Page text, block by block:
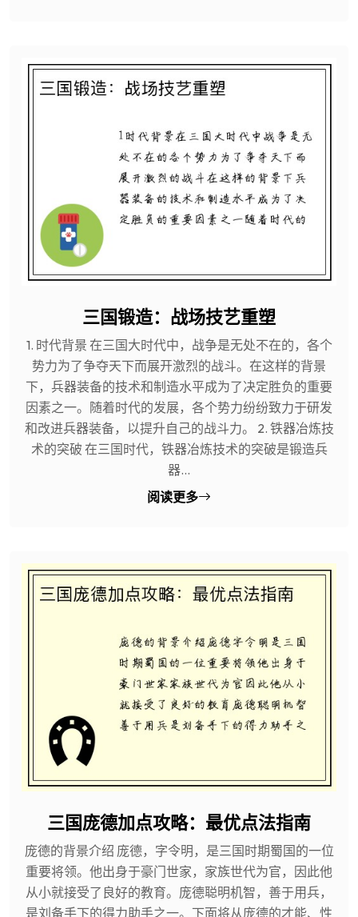
三国锻造：战场技艺重塑
1. 时代背景 在三国大时代中，战争是无处不在的，各个
势力为了争夺天下而展开激烈的战斗。在这样的背景
下，兵器装备的技术和制造水平成为了决定胜负的重要
因素之一。随着时代的发展，各个势力纷纷致力于研发
和改进兵器装备，以提升自己的战斗力。 2. 铁器冶炼技
术的突破 在三国时代，铁器冶炼技术的突破是锻造兵
器...
阅读更多
三国庞德加点攻略：最优点法指南
庞德的背景介绍 庞德，字令明，是三国时期蜀国的一位
重要将领。他出身于豪门世家，家族世代为官，因此他
从小就接受了良好的教育。庞德聪明机智，善于用兵，
是刘备手下的得力助手之一。下面将从庞德的才能、性